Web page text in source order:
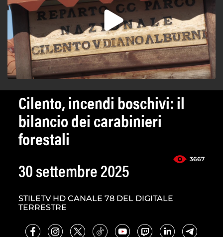
Cilento, incendi boschivi: il
bilancio dei carabinieri
forestali
3667
30 settembre 2025
STILETV HD CANALE 78 DEL DIGITALE
TERRESTRE